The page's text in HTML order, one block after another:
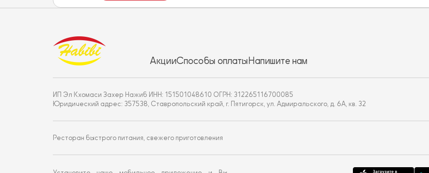
АкцииСпособы оплатыНапишите нам
ИП Эл Кхомаси Захер Нажиб ИНН: 151501048610 ОГРН: 312265116700085
Юридический адрес: 357538, Ставропольский край, г. Пятигорск, ул. Адмиральского, д. 6А, кв. 32
Ресторан быстрого питания, свежего приготовления